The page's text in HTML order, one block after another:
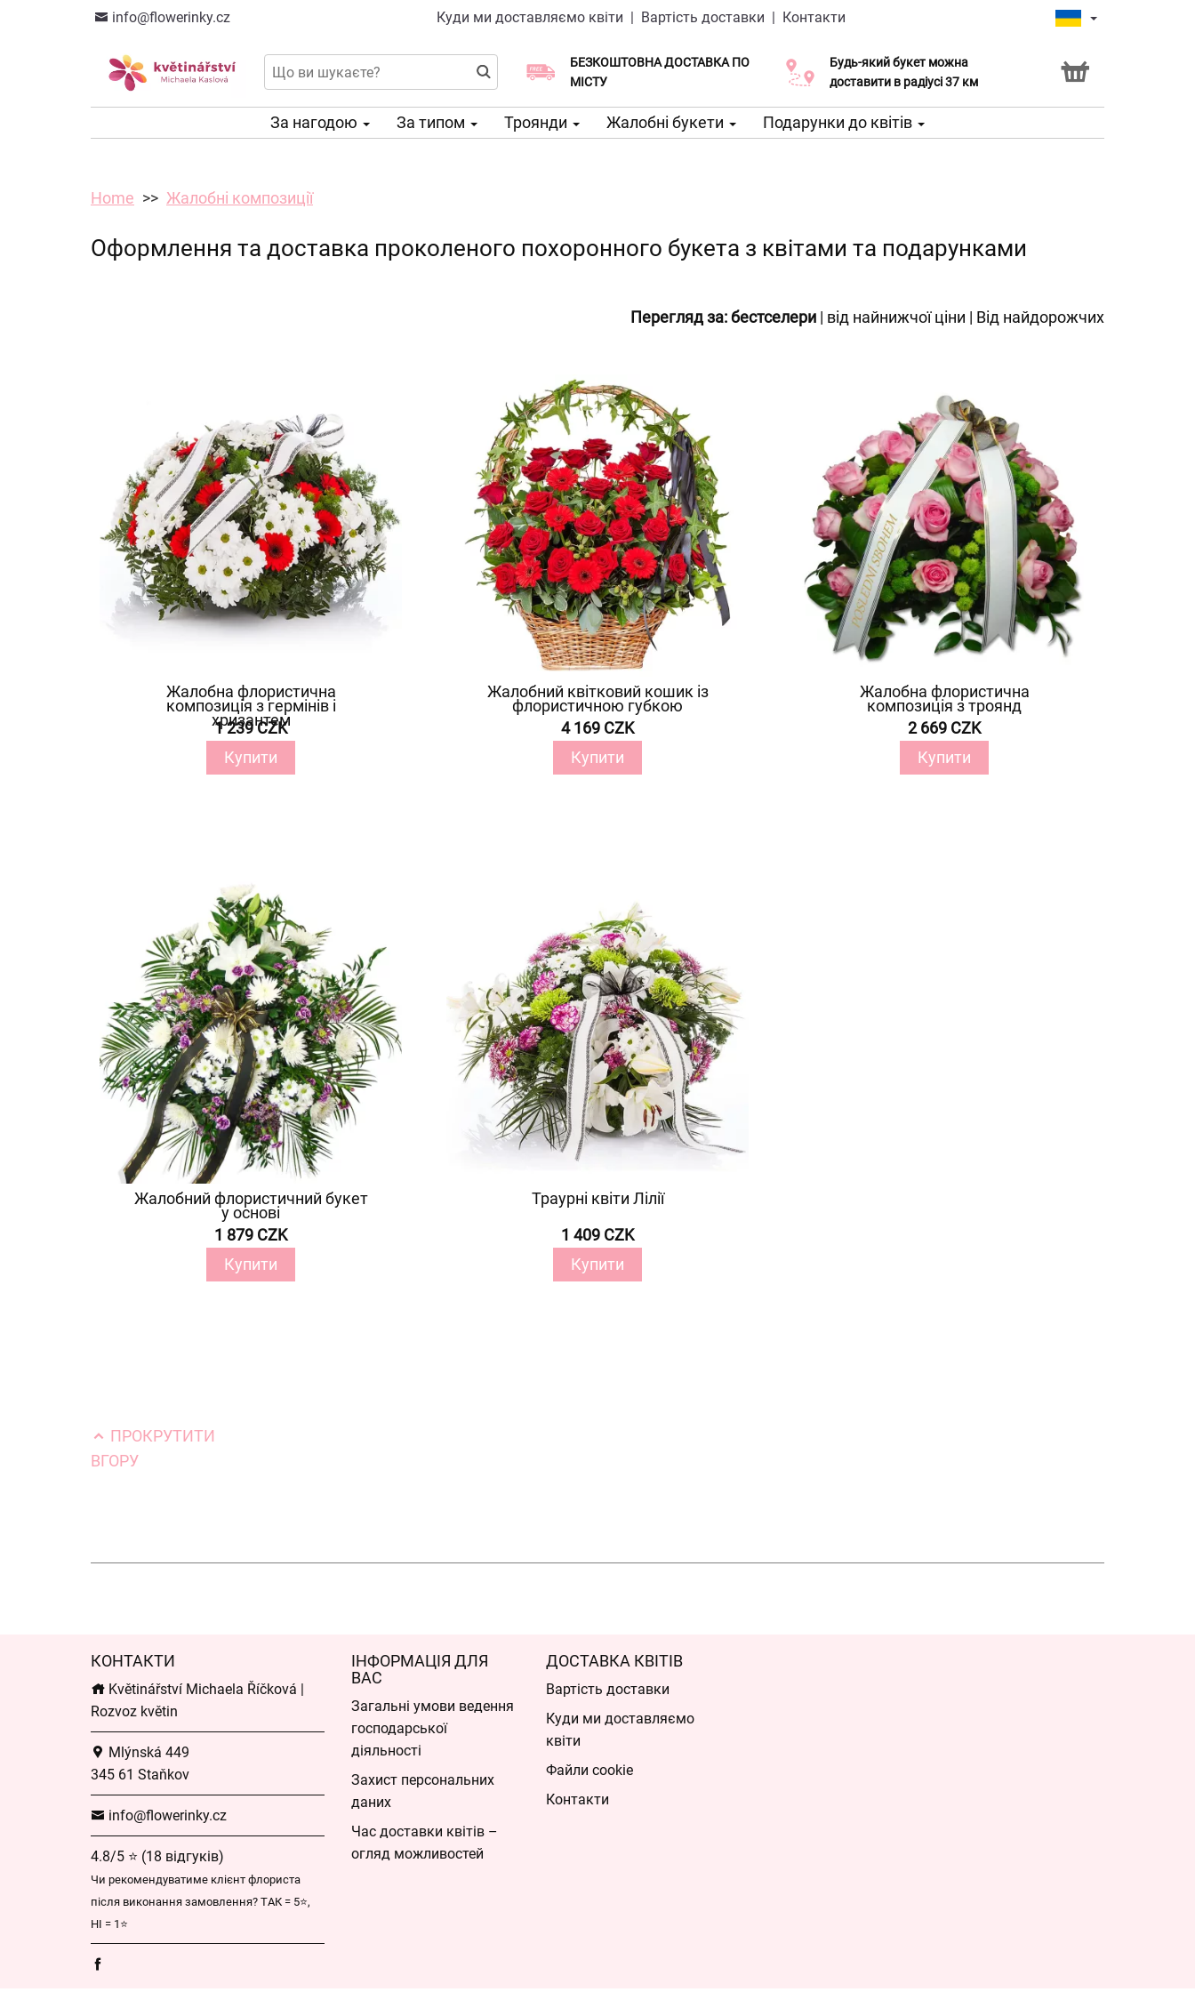
info@flowerinky.cz Куди ми доставляємо квіти | Вартість доставки | Контакти
БЕЗКОШТОВНА ДОСТАВКА ПО
МІСТУ
Доставка в той же день доступна
Виберіть дату доставки
Будь-який букет можна
доставити в радіусі 37 км
Послуга Click & Collect
За нагодою За типом Троянди Жалобні букети Подарунки до квітів
Home Жалобні композиції
Оформлення та доставка проколеного похоронного букета з квітами та подарунками
Перегляд за:бестселери | від найнижчої ціни | Від найдорожчих
Жалобна флористична
композиція з гермінів і
хризантем
1 239 CZK
Купити
Жалобний квітковий кошик із
флористичною губкою
4 169 CZK
Купити
Жалобна флористична
композиція з троянд
2 669 CZK
Купити
Жалобний флористичний букет
у основі
1 879 CZK
Купити
Траурні квіти Лілії
1 409 CZK
Купити
ПРОКРУТИТИ
ВГОРУ
КОНТАКТИ
Květinářství Michaela Říčková |
Rozvoz květin
Mlýnská 449
345 61 Staňkov
info@flowerinky.cz
4.8/5 ⭐ (18 відгуків)
Чи рекомендуватиме клієнт флориста
після виконання замовлення? ТАК = 5⭐,
НІ = 1⭐
ІНФОРМАЦІЯ ДЛЯ
ВАС
Загальні умови ведення
господарської
діяльності
Захист персональних
даних
Час доставки квітів –
огляд можливостей
ДОСТАВКА КВІТІВ
Вартість доставки
Куди ми доставляємо
квіти
Файли cookie
Контакти